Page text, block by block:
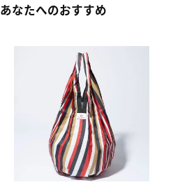
あなたへのおすすめ